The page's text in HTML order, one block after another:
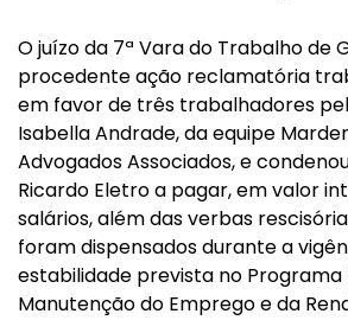
O juízo da 7ª Vara do Trabalho de
procedente ação reclamatória
em favor de três trabalhadores
Isabella Andrade, da equipe
Advogados Associados, e
Ricardo Eletro a pagar, em valor
salários, além das verbas
foram dispensados durante a
estabilidade prevista no Programa
Manutenção do Emprego e da